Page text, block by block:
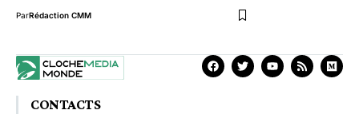
ParRédaction CMM
CONTACTS